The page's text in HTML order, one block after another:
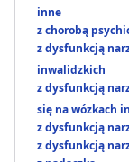
inne
z chorobą
z dysfunkcją
inwalidzkich
z dysfunkcją
się na wózkach
z dysfunkcją
z dysfunkcją